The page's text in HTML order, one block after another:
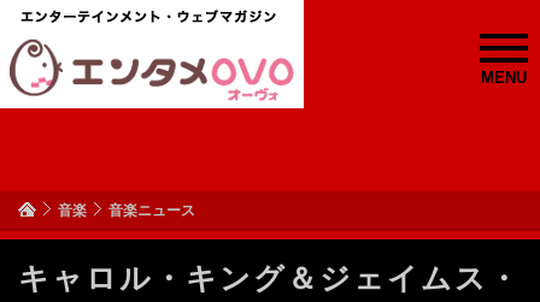
MENU
音楽 音楽ニュース
キャロル・キング＆ジェイムス・